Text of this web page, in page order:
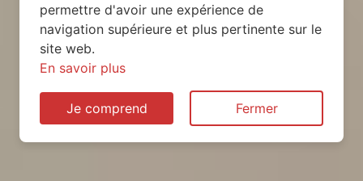
permettre d'avoir une expérience de
navigation supérieure et plus pertinente sur le
site web.
En savoir plus
Je comprend Fermer